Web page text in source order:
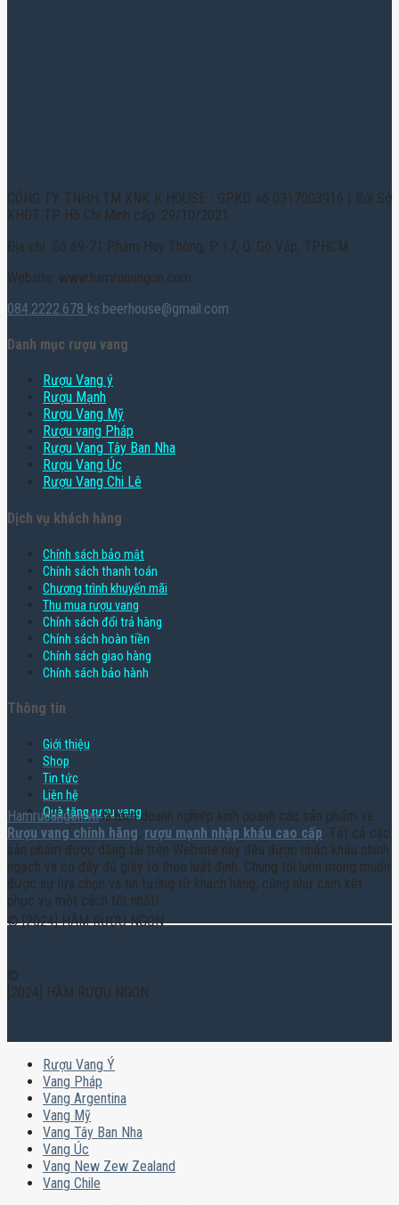
CÔNG TY TNHH TM XNK K HOUSE - GPKD số 0317003916 | Bởi Sở
KHĐT TP. Hồ Chí Minh cấp: 29/10/2021
Địa chỉ: Số 69-71 Phạm Huy Thông, P. 17, Q. Gò Vấp, TPHCM
Website: www.hamruoungon.com
084.2222.678 ks.beerhouse@gmail.com
Danh mục rượu vang
Rượu Vang ý
Rượu Mạnh
Rượu Vang Mỹ
Rượu vang Pháp
Rượu Vang Tây Ban Nha
Rượu Vang Úc
Rượu Vang Chi Lê
Dịch vụ khách hàng
Chính sách bảo mật
Chính sách thanh toán
Chương trình khuyến mãi
Thu mua rượu vang
Chính sách đổi trả hàng
Chính sách hoàn tiền
Chính sách giao hàng
Chính sách bảo hành
Thông tin
Giới thiệu
Shop
Tin tức
Liên hệ
Quà tặng rượu vang
Hamruoungon.vnlà một doanh nghiệp kinh doanh các sản phẩm về
Rượu vang chính hãng, rượu mạnh nhập khẩu cao cấp. Tất cả các
sản phẩm được đăng tải trên Website này đều được nhập khẩu chính
ngạch và có đầy đủ giấy tờ theo luật định. Chúng tôi luôn mong muốn
được sự lựa chọn và tin tưởng từ khách hàng, cũng như cam kết
phục vụ một cách tốt nhất!
© [2024] HẦM RƯỢU NGON
©
[2024] HẦM RƯỢU NGON
Rượu Vang Ý
Vang Pháp
Vang Argentina
Vang Mỹ
Vang Tây Ban Nha
Vang Úc
Vang New Zew Zealand
Vang Chile